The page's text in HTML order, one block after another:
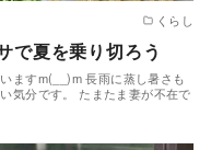
くらし
で夏を乗り切ろう
ますm(__)m 長雨に蒸し暑さも
気分です。 たまたま妻が不在で